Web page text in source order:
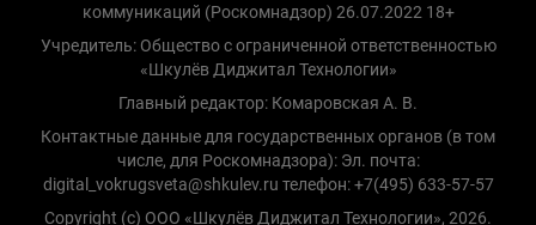
коммуникаций (Роскомнадзор) 26.07.2022 18+
Учредитель: Общество с ограниченной ответственностью
«Шкулёв Диджитал Технологии»
Главный редактор: Комаровская А. В.
Контактные данные для государственных органов (в том
числе, для Роскомнадзора): Эл. почта:
digital_vokrugsveta@shkulev.ru телефон: +7(495) 633-57-57
Copyright (с) ООО «Шкулёв Диджитал Технологии», 2026.